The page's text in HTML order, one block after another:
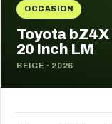
OCCASION
Toyota bZ4X
20 Inch LM
BEIGE · 2026